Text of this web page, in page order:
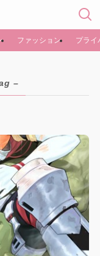
ファッション プライ
–